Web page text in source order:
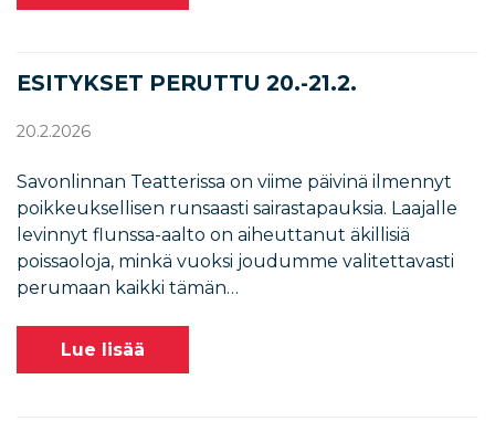
ESITYKSET PERUTTU 20.-21.2.
20.2.2026
Savonlinnan Teatterissa on viime päivinä ilmennyt
poikkeuksellisen runsaasti sairastapauksia. Laajalle
levinnyt flunssa-aalto on aiheuttanut äkillisiä
poissaoloja, minkä vuoksi joudumme valitettavasti
perumaan kaikki tämän…
Lue lisää